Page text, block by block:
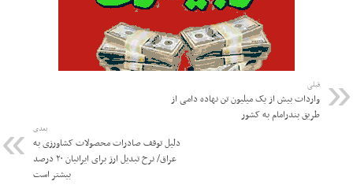
قبلی
واردات بیش از یک میلیون تن نهاده دامی از
طریق بندرامام به کشور
بعدی
دلیل توقف صادرات محصولات کشاورزی به
عراق/ نرخ تبدیل ارز برای ایرانیان ۲۰ درصد
بیشتر است